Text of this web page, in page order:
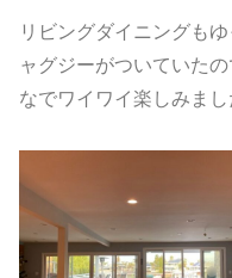
リビングダイニングも
ャグジーがついていた
なでワイワイ楽しみまし